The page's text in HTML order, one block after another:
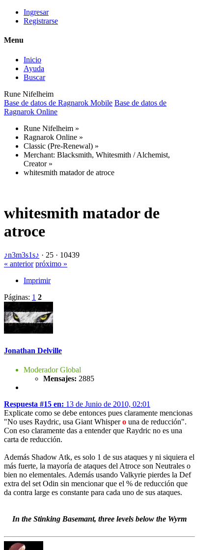
Ingresar
Registrarse
Menu
Inicio
Ayuda
Buscar
Rune Nifelheim
Base de datos de Ragnarok Mobile Base de datos de
Ragnarok Online
Rune Nifelheim »
Ragnarok Online »
Classic (Pre-Renewal) »
Merchant: Blacksmith, Whitesmith / Alchemist,
Creator»
whitesmith matador de atroce
whitesmith matador de
atroce
♪n3m3s1s♪ · 25 · 10439
« anterior próximo »
Imprimir
Páginas: 1 2
Jonathan Delville
Moderador Global
Mensajes: 2885
Respuesta #15 en: 13 de Junio de 2010, 02:01
Explicate como se debe entonces pues claramente mencionas
"No uses Raydric, usa Giant Whispero una de reducción".
Con eso claramente das a entender que Raydric no es una
carta de reducción.
Además Shadow Atk, es solo 1 de sus ataques y ni siquiera el
más fuerte, la mayoría de ataques del Atroce son Neutrales o
bien no elementales. Además usando Valkyrie pierdes la Def
extra del set Odin sin mencionar que el % de reducción que
da contra large es constante para cada uno de sus ataques.
In the Stinking Basemant, three levels below the Wyrm